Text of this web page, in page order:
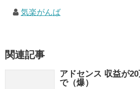
気楽がんば
関連記事
アドセンス 収益が
で（爆）